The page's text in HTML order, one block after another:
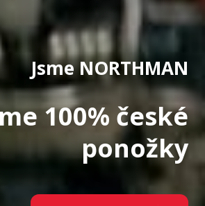
Jsme NORTHMAN
100% české
ponožky